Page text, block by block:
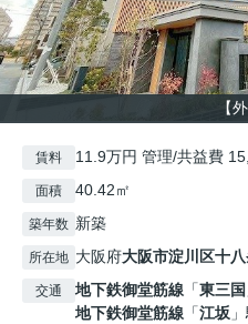
【
賃料 11.9万円 管理/共益費
面積 40.42㎡
築年数 新築
所在地 大阪府大阪市淀川区十
交通 地下鉄御堂筋線 「東三国
地下鉄御堂筋線 「江坂